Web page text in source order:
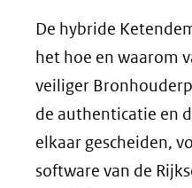
De hybride
het hoe en waarom
veiliger
de authenticatie en
elkaar gescheiden,
software van de